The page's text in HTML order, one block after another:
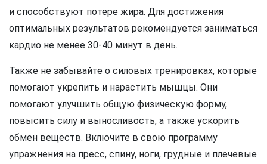
и способствуют потере жира. Для достижения
оптимальных результатов рекомендуется заниматься
кардио не менее 30-40 минут в день.
Также не забывайте о силовых тренировках, которые
помогают укрепить и нарастить мышцы. Они
помогают улучшить общую физическую форму,
повысить силу и выносливость, а также ускорить
обмен веществ. Включите в свою программу
упражнения на пресс, спину, ноги, грудные и плечевые